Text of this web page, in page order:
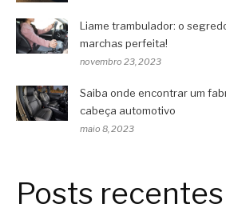
Liame trambulador: o
marchas perfeita!
novembro 23, 2023
Saiba onde encontrar um
cabeça automotivo
maio 8, 2023
Posts recentes